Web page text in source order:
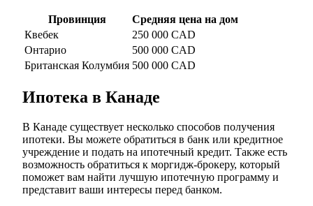
Провинция
Средняя цена на дом
Квебек
250 000 CAD
Онтарио
500 000 CAD
Британская Колумбия 500 000 CAD
Ипотека в Канаде
В Канаде существует несколько способов получения
ипотеки. Вы можете обратиться в банк или кредитное
учреждение и подать на ипотечный кредит. Также есть
возможность обратиться к моргидж-брокеру, который
поможет вам найти лучшую ипотечную программу и
представит ваши интересы перед банком.